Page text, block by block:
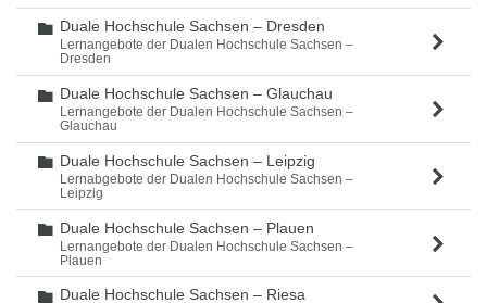
Ordner
Duale Hochschule Sachsen – Dresden
Lernangebote der Dualen Hochschule Sachsen –
Dresden
Ordner
Duale Hochschule Sachsen – Glauchau
Lernangebote der Dualen Hochschule Sachsen –
Glauchau
Ordner
Duale Hochschule Sachsen – Leipzig
Lernabgebote der Dualen Hochschule Sachsen –
Leipzig
Ordner
Duale Hochschule Sachsen – Plauen
Lernangebote der Dualen Hochschule Sachsen –
Plauen
Ordner
Duale Hochschule Sachsen – Riesa